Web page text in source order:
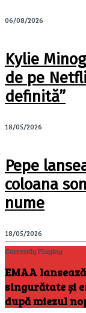
06/08/2026
Kylie
de pe
definită”
18/05/2026
Pepe
coloana
nume
18/05/2026
Currently Playing
EMAA
singurătate și
după miezul